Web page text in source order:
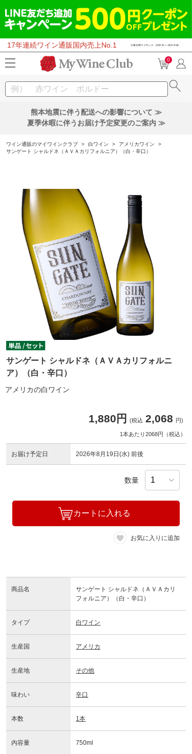
17年連続ワイン通販国内売上No.1
0
熊本地震に伴う配送への影響について ≫
夏季休暇に伴うお届け予定変更のご案内 ≫
ワイン通販のマイワインクラブ > 白ワイン > アメリカワイン
>
サンゲート シャルドネ（ＡＶＡカリフォルニア）（白・辛口）
サンゲート シャルドネ（ＡＶＡカリフォルニ
ア）（白・辛口）
アメリカの白ワイン
1,880円 (税込 2,068 円)
1本あたり2068円（税込）
お届け予定日 2026年8月19日(水) 前後
数量
カートに入れる
お気に入りに追加
商品名
サンゲート シャルドネ（ＡＶＡカリ
フォルニア）（白・辛口）
タイプ 白ワイン
生産国 アメリカ
生産地 その他
味わい 辛口
本数 1本
内容量 750ml